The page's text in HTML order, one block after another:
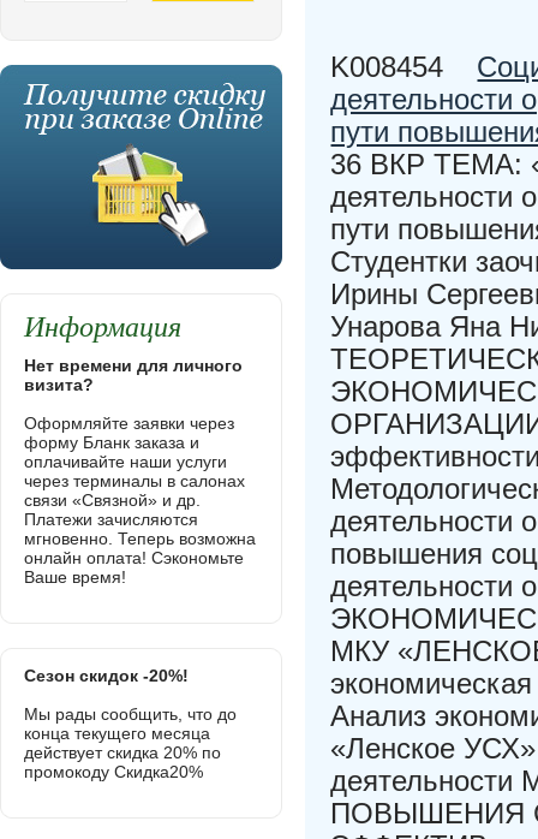
K008454
деятельности
пути
36 ВКР ТЕМА:
деятельности
пути
Студентки
Ирины
Унарова Яна
ОРГАНИЗАЦИИ
деятельности
повышения
МКУ
Анализ
«Ленское
ПОВЫШЕНИЯ
Информация
Нет времени для личного
визита?
Оформляйте заявки через
форму Бланк заказа и
оплачивайте наши услуги
через терминалы в салонах
связи «Связной» и др.
Платежи зачисляются
мгновенно. Теперь возможна
онлайн оплата! Сэкономьте
Ваше время!
Сезон скидок -20%!
Мы рады сообщить, что до
конца текущего месяца
действует скидка 20% по
промокоду Скидка20%